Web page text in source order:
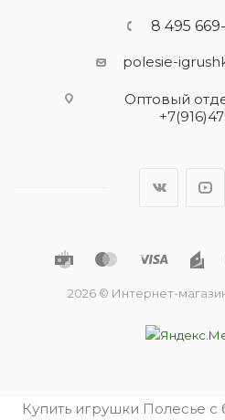
8 495
polesie-
Оптовый
2026 © Интернет-
Купить игрушки Полесье